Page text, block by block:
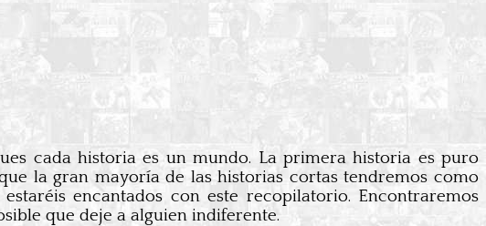
cada historia es un mundo. La primera historia es puro
la gran mayoría de las historias cortas tendremos como
encantados con este recopilatorio. Encontraremos
que deje a alguien indiferente.